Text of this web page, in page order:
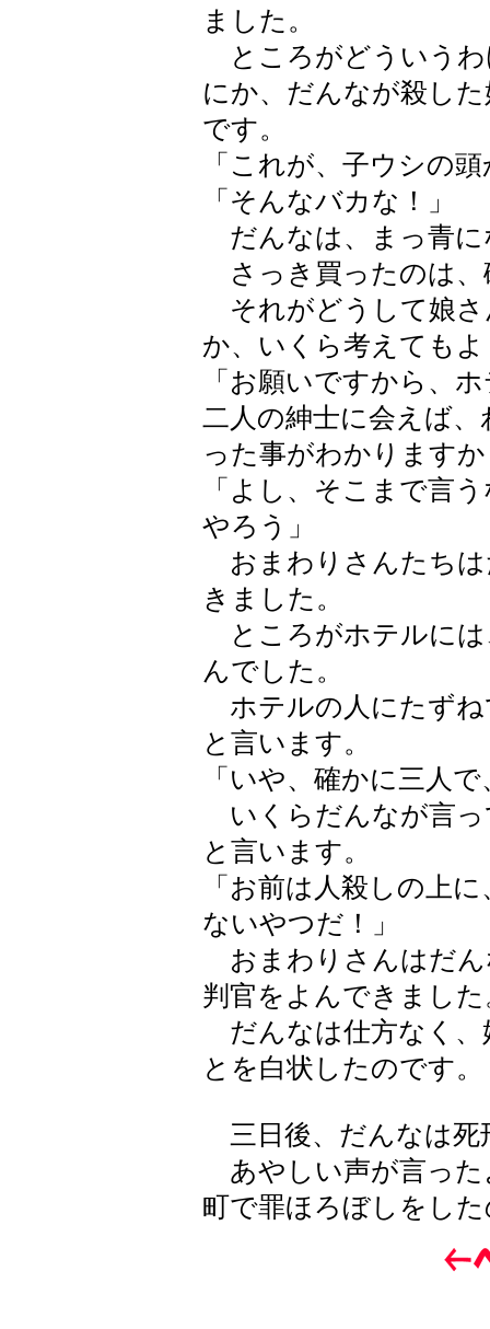
ました。
ところがどういうわ
にか、だんなが殺し
です。
「これが、子ウシの
「そんなバカな！」
だんなは、まっ青に
さっき買ったのは、
それがどうして娘さ
か、いくら考えても
「お願いですから、
二人の紳士に会えば
った事がわかります
「よし、そこまで言
やろう」
おまわりさんたちは
きました。
ところがホテルには
んでした。
ホテルの人にたずね
と言います。
「いや、確かに三人
いくらだんなが言っ
と言います。
「お前は人殺しの上
ないやつだ！」
おまわりさんはだん
判官をよんできました
だんなは仕方なく、
とを白状したのです。
三日後、だんなは死
あやしい声が言った
町で罪ほろぼしをし